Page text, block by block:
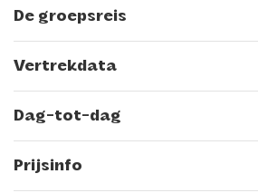
De groepsreis
Vertrekdata
Dag-tot-dag
Prijsinfo